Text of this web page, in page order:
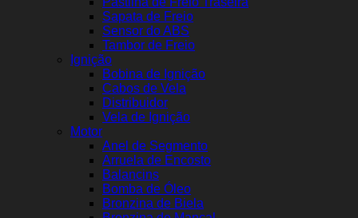
Sapata de Freio
Sensor do ABS
Tambor de Freio
Ignição
Bobina de Ignição
Cabos de Vela
Distribuidor
Vela de Ignição
Motor
Anel de Segmento
Arruela de Encosto
Balancins
Bomba de Óleo
Bronzina de Biela